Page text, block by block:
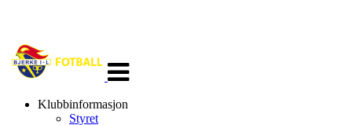
navigasjon
Klubbinformasjon
Styret